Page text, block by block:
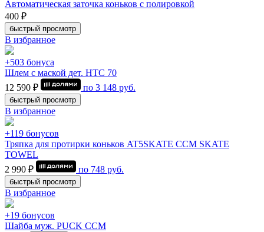
Автоматическая заточка коньков с полировкой
400 ₽
быстрый просмотр
В избранное
+503 бонуса
Шлем с маской дет. HTC 70
12 590 ₽
по 3 148 руб.
быстрый просмотр
В избранное
+119 бонусов
Тряпка для протирки коньков AT5SKATE CCM SKATE
TOWEL
2 990 ₽
по 748 руб.
быстрый просмотр
В избранное
+19 бонусов
Шайба муж. PUCK CCM